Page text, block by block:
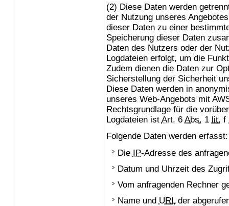
(2) Diese Daten werden
der Nutzung unseres
dieser Daten zu einer
Speicherung dieser Daten
Daten des Nutzers oder der
Logdateien erfolgt, um die
Zudem dienen die Daten zur
Sicherstellung der Sicherheit
Diese Daten werden in
unseres Web-Angebots mit
Rechtsgrundlage für die
Logdateien ist Art. 6 Abs. 1 lit. f
Folgende Daten werden erfasst:
Die IP-Adresse des
Datum und Uhrzeit des
Vom anfragenden Rechner
Name und URLder